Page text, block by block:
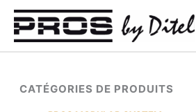
Aller
contenu
CATÉGORIES DE PRODUITS